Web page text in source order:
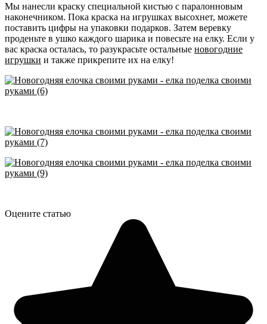
Мы нанесли краску специальной кистью с паралонновым
наконечником. Пока краска на игрушках высохнет, можете
поставить цифры на упаковки подарков. Затем веревку
проденьте в ушко каждого шарика и повесьте на елку. Если у
вас краска осталась, то разукрасьте остальные новогодние
игрушки и также прикрепите их на елку!
Оцените статью